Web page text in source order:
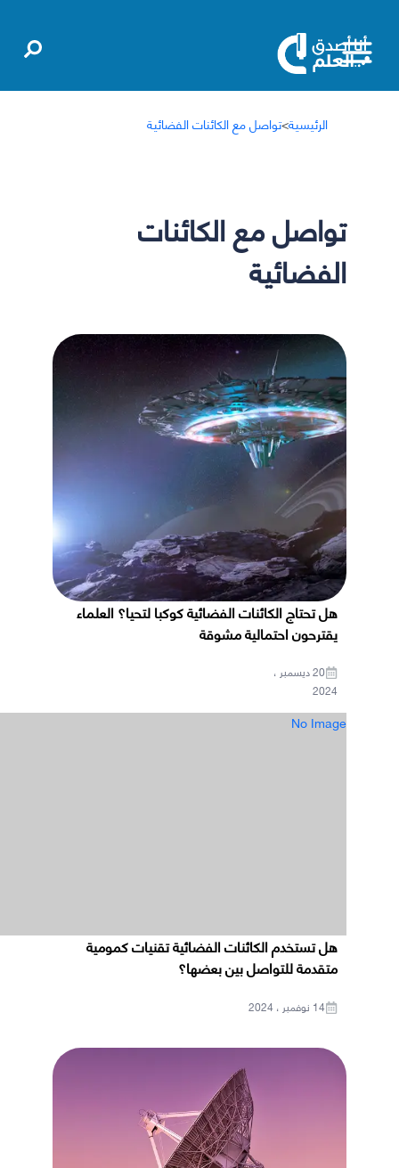
الرئيسية>تواصل مع الكائنات الفضائية
تواصل مع الكائنات
الفضائية
هل تحتاج الكائنات الفضائية كوكبا لتحيا؟ العلماء
يقترحون احتمالية مشوقة
20 ديسمبر ،
2024
No Image
هل تستخدم الكائنات الفضائية تقنيات كمومية
متقدمة للتواصل بين بعضها؟
14 نوفمبر ، 2024